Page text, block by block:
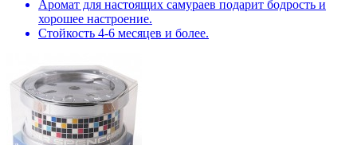
Аромат для настоящих самураев подарит бодрость и
хорошее настроение.
Стойкость 4-6 месяцев и более.